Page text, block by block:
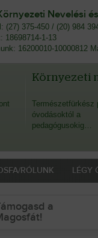
Nevelési
(27) 375-450 / (20) 984
18698714-1-13
16200010-10000812
Környezeti
Természetfürkész
óvodásoktól a
pedagógusokig…
RÓLUNK LÉGY
a